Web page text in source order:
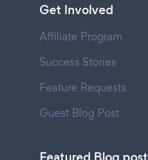
Get Involved
Affiliate Program
Success Stories
Feature Requests
Guest Blog Post